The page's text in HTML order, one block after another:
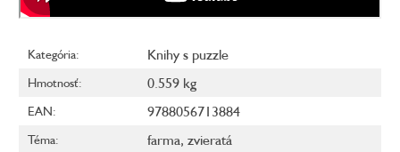
Kategória: Knihy s puzzle
Hmotnosť: 0.559 kg
EAN: 9788056713884
Téma: farma, zvieratá